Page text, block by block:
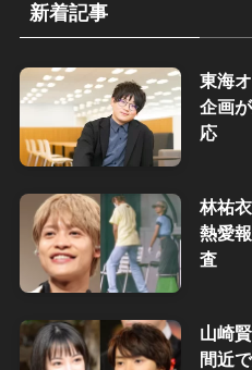
新着記事
東海
企画
応
林祐
熱愛
査
山崎
間近